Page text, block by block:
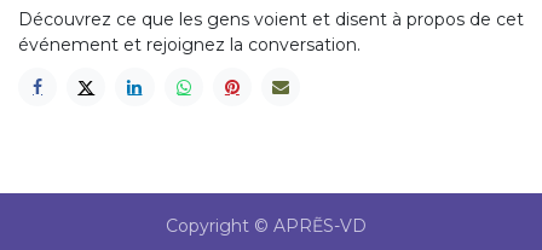
Découvrez ce que les gens voient et disent à propos de cet
événement et rejoignez la conversation.
Copyright © APRẼS-VD